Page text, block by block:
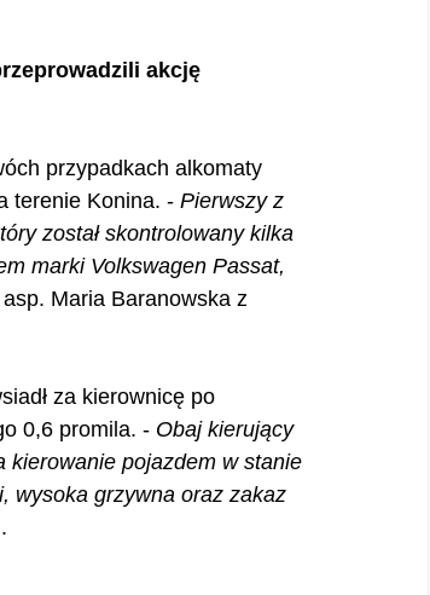
akcję
przypadkach alkomaty
terenie Konina. - Pierwszy z
został skontrolowany kilka
marki Volkswagen Passat,
asp. Maria Baranowska z
za kierownicę po
0,6 promila. - Obaj kierujący
kierowanie pojazdem w stanie
wysoka grzywna oraz zakaz